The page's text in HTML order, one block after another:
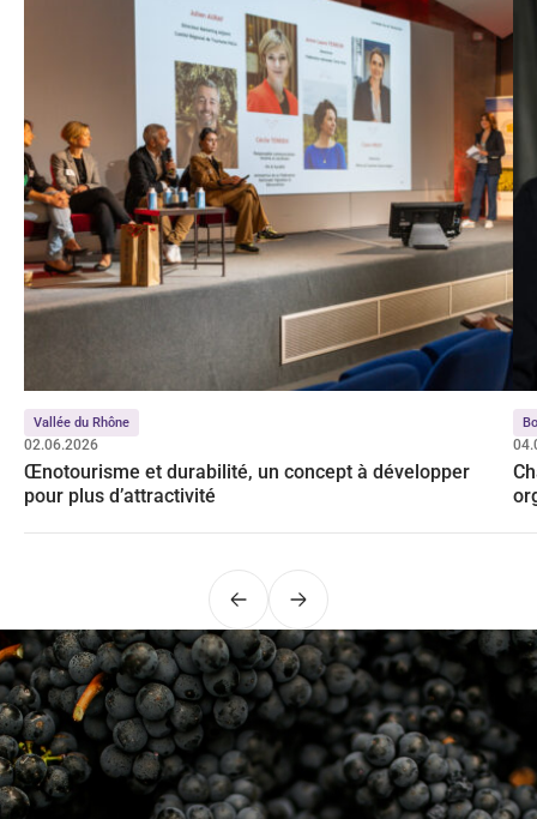
Vallée du Rhône
02.06.2026
Œnotourisme et durabilité, un concept à développer
pour plus d’attractivité
PrécédentSuivant